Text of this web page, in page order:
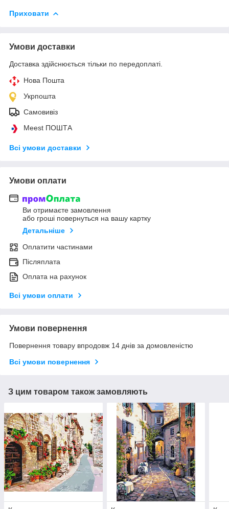
Приховати
Умови доставки
Доставка здійснюється тільки по передоплаті.
Нова Пошта
Укрпошта
Самовивіз
Meest ПОШТА
Всі умови доставки
Умови оплати
Ви отримаєте замовлення
або гроші повернуться на вашу картку
Детальніше
Оплатити частинами
Післяплата
Оплата на рахунок
Всі умови оплати
Умови повернення
Повернення товару впродовж 14 днів за домовленістю
Всі умови повернення
З цим товаром також замовляють